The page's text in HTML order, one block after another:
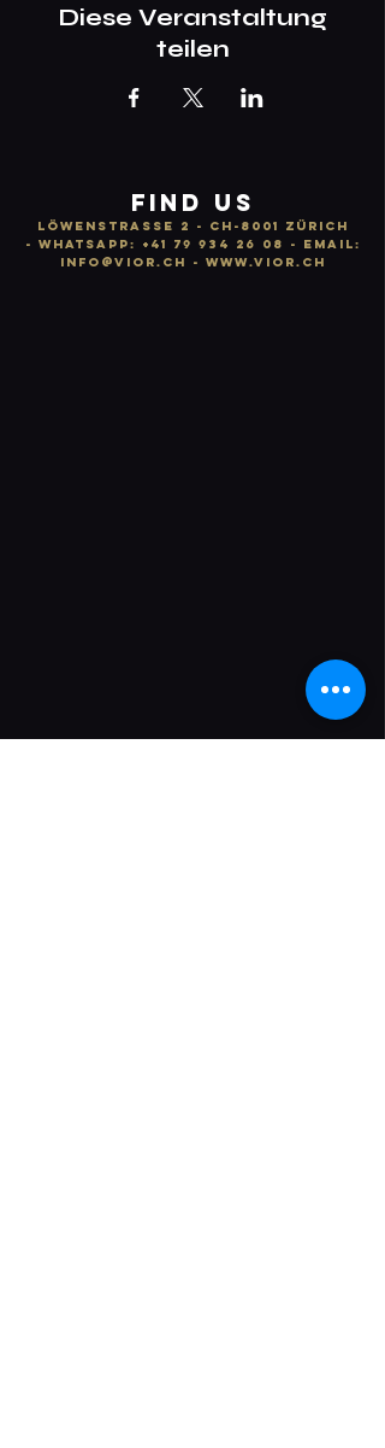
Diese Veranstaltung
teilen
FIND US
LÖWENSTRASSE 2 - CH-8001 ZÜRICH
- WhatsApp: +41 79 934 26 08
- email:
info @vior.ch - www.vior.ch